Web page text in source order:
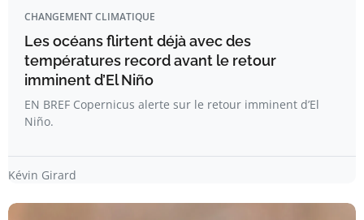
CHANGEMENT CLIMATIQUE
Les océans flirtent déjà avec des
températures record avant le retour
imminent d’El Niño
EN BREF Copernicus alerte sur le retour imminent d’El
Niño.
Kévin Girard